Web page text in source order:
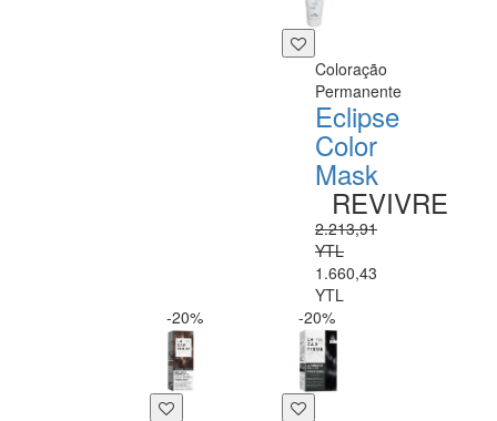
Coloração
Permanente
Eclipse
Color
Mask
REVIVRE
2.213,91
YTL
1.660,43
YTL
-20%
-20%